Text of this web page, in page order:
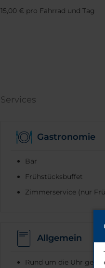
15,00 € pro Fahrrad und Tag
Services
Gastronomie
Bar
Frühstücksbuffet
Zimmerservice (nur
Allgemein
Rund um die Uhr